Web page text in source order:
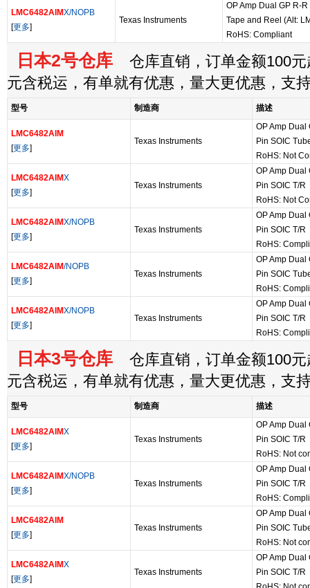
LMC6482AIMX/NOPB
[更多]
Texas Instruments
OP Amp Dual GP R-
Tape and Reel (Alt:
RoHS: Compliant
日本2号仓库 仓库直销，订单金额100元
元含税运，有单就有优惠，量大更优惠，支
型号 制造商 描述
LMC6482AIM
[更多]
Texas Instruments
OP Amp Dual
Pin SOIC
RoHS: Not
LMC6482AIMX
[更多]
Texas Instruments
OP Amp Dual
Pin SOIC T/R
RoHS: Not
LMC6482AIMX/NOPB
[更多]
Texas Instruments
OP Amp Dual
Pin SOIC T/R
RoHS:
LMC6482AIM/NOPB
[更多]
Texas Instruments
OP Amp Dual
Pin SOIC
RoHS:
LMC6482AIMX/NOPB
[更多]
Texas Instruments
OP Amp Dual
Pin SOIC T/R
RoHS:
日本3号仓库 仓库直销，订单金额100元
元含税运，有单就有优惠，量大更优惠，支
型号 制造商 描述
LMC6482AIMX
[更多]
Texas Instruments
OP Amp Dual
Pin SOIC T/R
RoHS: Not
LMC6482AIMX/NOPB
[更多]
Texas Instruments
OP Amp Dual
Pin SOIC T/R
RoHS:
LMC6482AIM
[更多]
Texas Instruments
OP Amp Dual
Pin SOIC
RoHS: Not
LMC6482AIMX
[更多]
Texas Instruments
OP Amp Dual
Pin SOIC T/R